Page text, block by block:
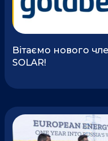
Вітаємо нового
SOLAR!